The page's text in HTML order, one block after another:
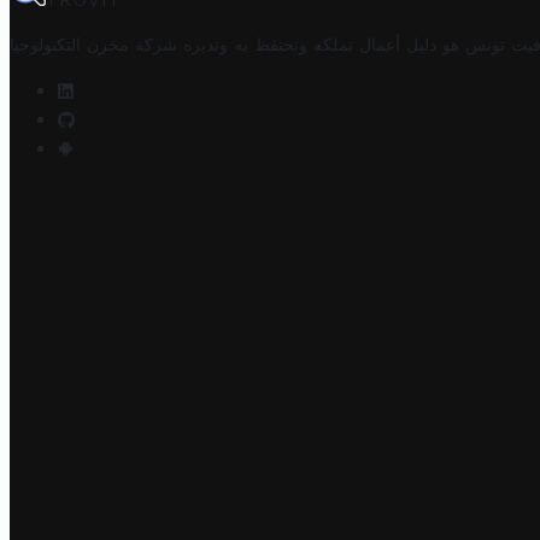
تونس هو دليل أعمال تملكه وتحتفظ به وتديره شركة مخزن التكنولوجيا